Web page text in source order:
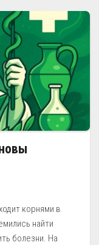
корнями в
найти
болезни. На